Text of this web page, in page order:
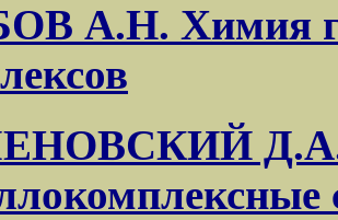
А.Н. Химия
Д.А.